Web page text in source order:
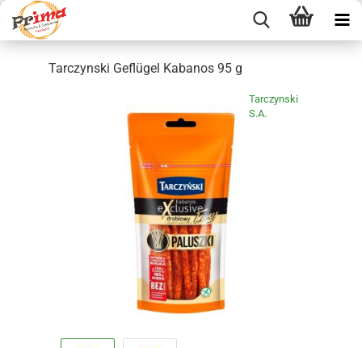
Tarczynski Geflügel Kabanos 95 g
Tarczynski
S.A.